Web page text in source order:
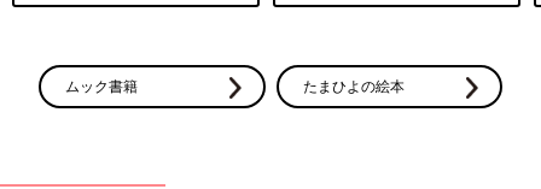
ムック書籍 たまひよの絵本